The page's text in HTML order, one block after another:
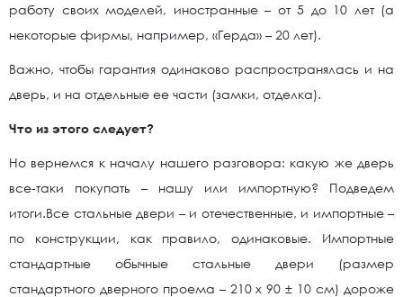
работу своих моделей, иностранные – от 5 до 10 лет (а
некоторые фирмы, например, «Герда» – 20 лет).
Важно, чтобы гарантия одинаково распространялась и на
дверь, и на отдельные ее части (замки, отделка).
Что из этого следует?
Но вернемся к началу нашего разговора: какую же дверь
все-таки покупать – нашу или импортную? Подведем
итоги.Все стальные двери – и отечественные, и импортные –
по конструкции, как правило, одинаковые. Импортные
стандартные обычные стальные двери (размер
стандартного дверного проема – 210 х 90 ± 10 см) дороже